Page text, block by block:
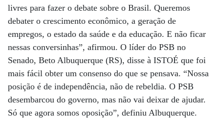
livres para fazer o debate sobre o Brasil. Queremos
debater o crescimento econômico, a geração de
empregos, o estado da saúde e da educação. E não ficar
nessas conversinhas”, afirmou. O líder do PSB no
Senado, Beto Albuquerque (RS), disse à ISTOÉ que foi
mais fácil obter um consenso do que se pensava. “Nossa
posição é de independência, não de rebeldia. O PSB
desembarcou do governo, mas não vai deixar de ajudar.
Só que agora somos oposição”, definiu Albuquerque.